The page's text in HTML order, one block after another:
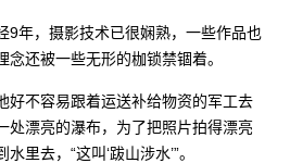
9年，摄影技术已很娴熟，一些作品也
还被一些无形的枷锁禁锢着。
好不容易跟着运送补给物资的军工去
处漂亮的瀑布，为了把照片拍得漂亮
里去，“这叫‘跋山涉水’”。